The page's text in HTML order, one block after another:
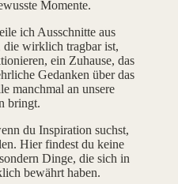
Momente.
ich Ausschnitte aus
wirklich tragbar ist,
ein Zuhause, das
Gedanken über das
manchmal an unsere
bringt.
du Inspiration suchst,
Hier findest du keine
Dinge, die sich in
bewährt haben.